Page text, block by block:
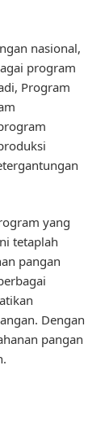
nasional,
program
Program
yang
tetaplah
pangan
Dengan
pangan